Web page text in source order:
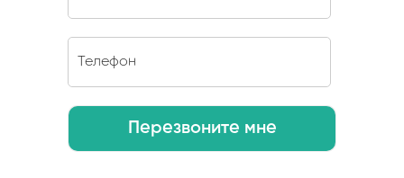
Перезвоните мне